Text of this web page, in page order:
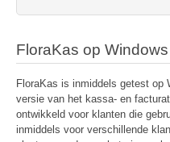
FloraKas op
FloraKas is inmiddels getest op
versie van het kassa- en
ontwikkeld voor klanten die
inmiddels voor verschillende